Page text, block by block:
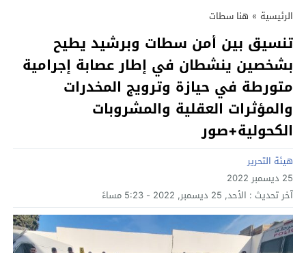
الرئيسية » هنا سطات
تنسيق بين أمن سطات وبرشيد يطيح
بشخصين ينشطان في إطار عصابة إجرامية
متورطة في حيازة وترويج المخدرات
والمؤثرات العقلية والمشروبات
الكحولية+صور
هيئة التحرير
25 ديسمبر 2022
آخر تحديث : الأحد, 25 ديسمبر, 2022 - 5:23 مساءً